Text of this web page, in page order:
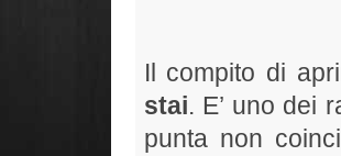
Il compito di
stai. E’ uno dei
punta non